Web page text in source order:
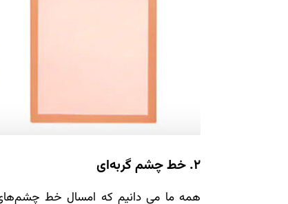
2. خط چشم گربه‌ای
همه ما می دانیم که امسال خط